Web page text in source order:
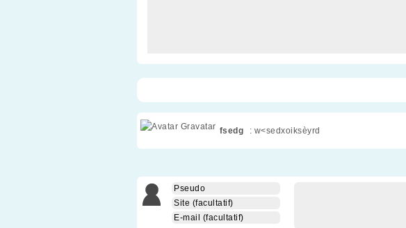
fsedg : w<sedxoiksèyrd